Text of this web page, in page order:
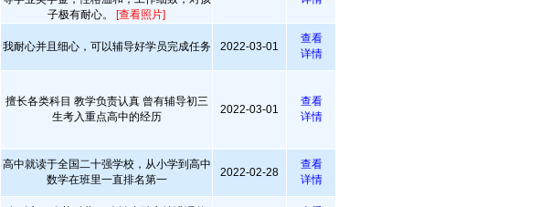
子极有耐心。 [查看照片]
我耐心并且细心，可以辅导好学员完成任务 2022-03-01
查看
详情
擅长各类科目 教学负责认真 曾有辅导初三
生考入重点高中的经历
2022-03-01
查看
详情
高中就读于全国二十强学校，从小学到高中
数学在班里一直排名第一
2022-02-28
查看
详情